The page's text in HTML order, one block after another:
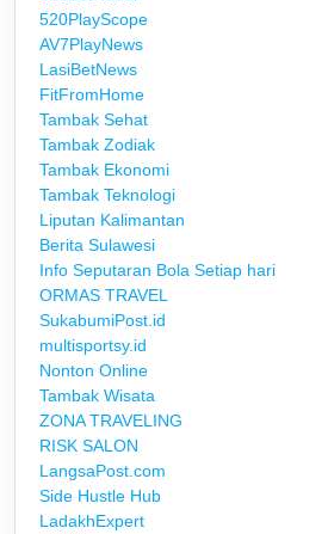
520PlayScope
AV7PlayNews
LasiBetNews
FitFromHome
Tambak Sehat
Tambak Zodiak
Tambak Ekonomi
Tambak Teknologi
Liputan Kalimantan
Berita Sulawesi
Info Seputaran Bola Setiap hari
ORMAS TRAVEL
SukabumiPost.id
multisportsy.id
Nonton Online
Tambak Wisata
ZONA TRAVELING
RISK SALON
LangsaPost.com
Side Hustle Hub
LadakhExpert